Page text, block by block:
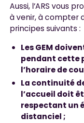
Aussi, l’ARS vous
à venir, à compter
principes suivants :
Les GEM
pendant cette
l’horaire de
La continuité
l’accueil doit
respectant un
distanciel ;